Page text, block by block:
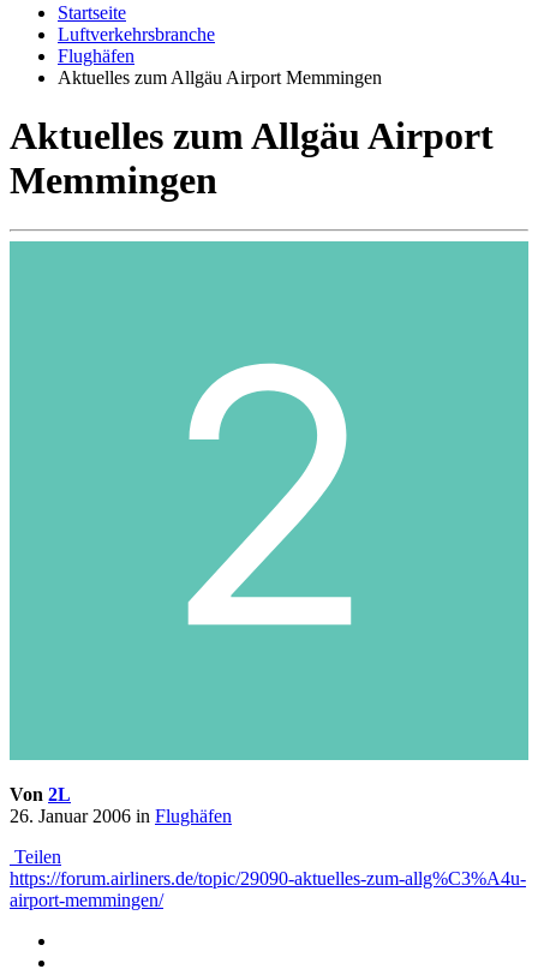
Startseite
Luftverkehrsbranche
Flughäfen
Aktuelles zum Allgäu Airport Memmingen
Aktuelles zum Allgäu Airport
Memmingen
Von 2L
26. Januar 2006 in Flughäfen
Teilen
https://forum.airliners.de/topic/29090-aktuelles-zum-allg%C3%A4u-
airport-memmingen/